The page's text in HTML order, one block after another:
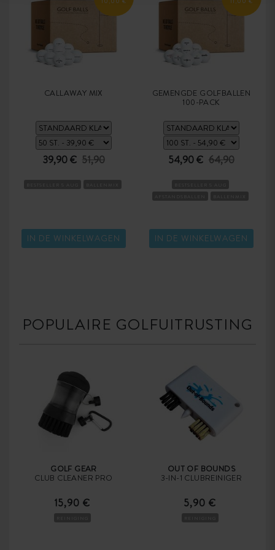
10,00 €
CALLAWAY MIX
39,90 € 51,90
IN DE WINKELWAGEN
11,00 €
GEMENGDE GOLFBALLEN
100-PACK
54,90 € 64,90
IN DE WINKELWAGEN
POPULAIRE GOLFUITRUSTING
GOLF GEAR
CLUB CLEANER PRO
15,90 €
OUT OF BOUNDS
3-IN-1 CLUBREINIGER
5,90 €